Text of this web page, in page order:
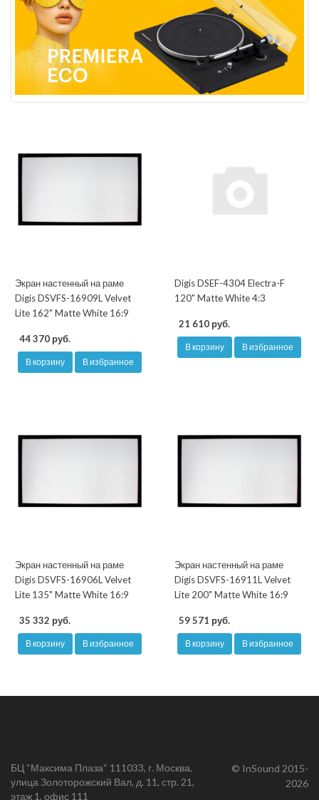
Экран настенный на раме
Digis DSVFS-16909L Velvet
Lite 162" Matte White 16:9
44 370 руб.
В корзину В избранное
Digis DSEF-4304 Electra-F
120" Matte White 4:3
21 610 руб.
В корзину В избранное
Экран настенный на раме
Digis DSVFS-16906L Velvet
Lite 135" Matte White 16:9
35 332 руб.
В корзину В избранное
Экран настенный на раме
Digis DSVFS-16911L Velvet
Lite 200" Matte White 16:9
59 571 руб.
В корзину В избранное
БЦ “Максима Плаза“ 111033, г. Москва,
улица Золоторожский Вал, д. 11, стр. 21,
этаж 1, офис 111
© InSound 2015-
2026